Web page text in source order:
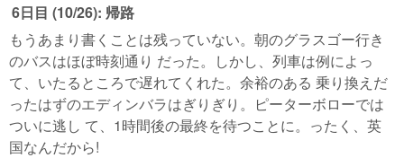
6日目 (10/26): 帰路
もうあまり書くことは残っていない。朝のグラスゴー行き
のバスはほぼ時刻通り だった。しかし、列車は例によっ
て、いたるところで遅れてくれた。余裕のある 乗り換えだ
ったはずのエディンバラはぎりぎり。ピーターボローでは
ついに逃し て、1時間後の最終を待つことに。ったく、英
国なんだから!